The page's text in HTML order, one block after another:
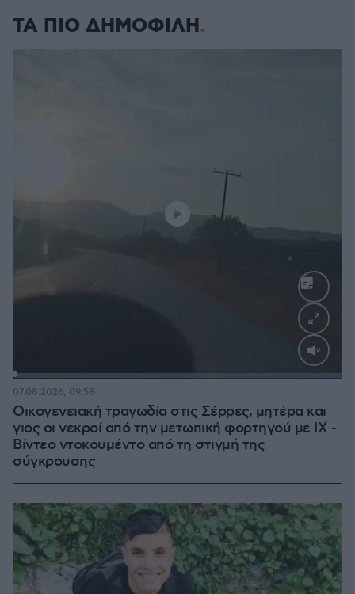
ΤΑ ΠΙΟ ΔΗΜΟΦΙΛΗ
Loaded:
Οικογενειακή τραγωδία στις Σέρρες, μητέρα και
γιος οι νεκροί από την μετωπική φορτηγού με ΙΧ -
Βίντεο ντοκουμέντο από τη στιγμή της
σύγκρουσης
07.08.2026, 09:58